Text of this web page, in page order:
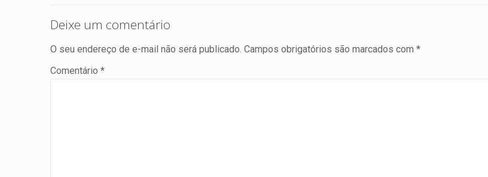
Deixe um comentário
O seu endereço de e-mail não será publicado. Campos obrigatórios são marcados com *
Comentário *